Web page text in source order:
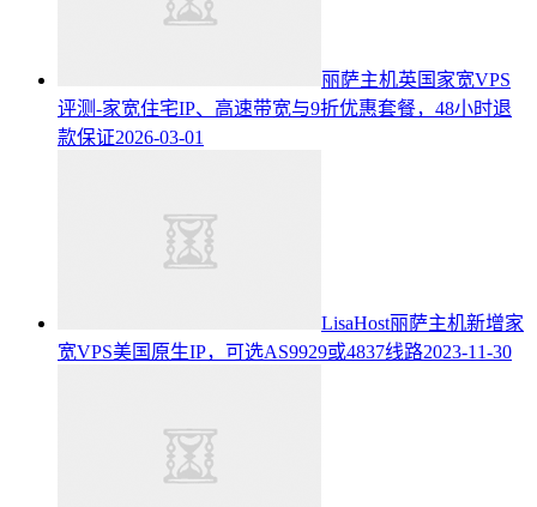
丽萨主机英国家宽VPS
评测-家宽住宅IP、高速带宽与9折优惠套餐，48小时退
款保证2026-03-01
LisaHost丽萨主机新增家
宽VPS美国原生IP，可选AS9929或4837线路2023-11-30